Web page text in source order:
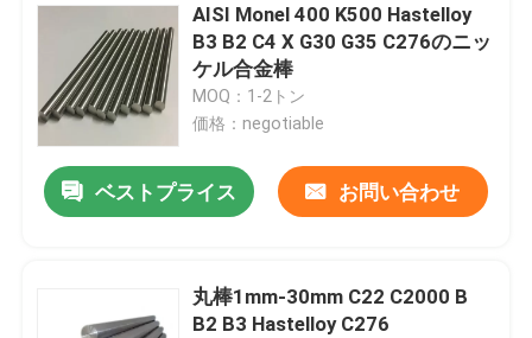
AISI Monel 400 K500 Hastelloy
B3 B2 C4 X G30 G35 C276のニッ
ケル合金棒
MOQ：1-2トン
価格：negotiable
ベストプライス お問い合わせ
丸棒1mm-30mm C22 C2000 B
B2 B3 Hastelloy C276